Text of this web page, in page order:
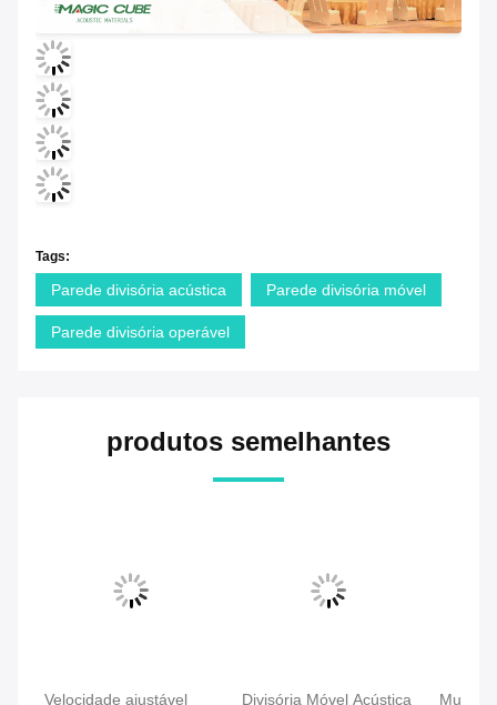
Parede divisória acústica Parede divisória móvel